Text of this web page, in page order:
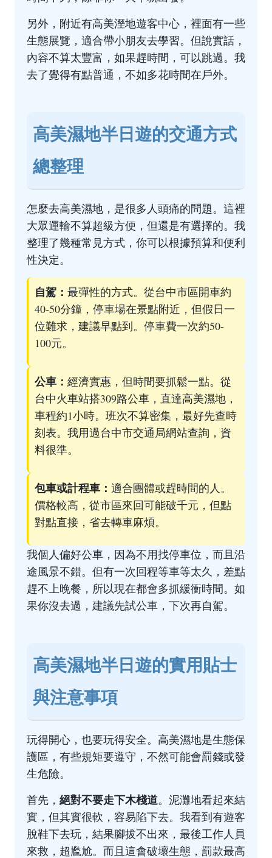
另外，附近有高美溼地遊客中心，裡面有一些
生態展覽，適合帶小朋友去學習。但說實話，
內容不算太豐富，如果趕時間，可以跳過。我
去了覺得有點普通，不如多花時間在戶外。
高美濕地半日遊的交通方式
總整理
怎麼去高美濕地，是很多人頭痛的問題。這裡
大眾運輸不算超級方便，但還是有選擇的。我
整理了幾種常見方式，你可以根據預算和便利
性決定。
自駕： 最彈性的方式。從台中市區開車約
40-50分鐘，停車場在景點附近，但假日一
位難求，建議早點到。停車費一次約50-
100元。
公車： 經濟實惠，但時間要抓鬆一點。從
台中火車站搭309路公車，直達高美濕地，
車程約1小時。班次不算密集，最好先查時
刻表。我用過台中市交通局網站查詢，資
料很準。
包車或計程車： 適合團體或趕時間的人。
價格較高，從市區來回可能破千元，但點
對點直接，省去轉車麻煩。
我個人偏好公車，因為不用找停車位，而且沿
途風景不錯。但有一次回程等車等太久，差點
趕不上晚餐，所以現在都會多抓緩衝時間。如
果你沒去過，建議先試公車，下次再自駕。
高美濕地半日遊的實用貼士
與注意事項
玩得開心，也要玩得安全。高美濕地是生態保
護區，有些規矩要遵守，不然可能會罰錢或發
生危險。
首先， 絕對不要走下木棧道。泥灘地看起來結
實，但其實很軟，容易陷下去。我看到有遊客
脫鞋下去玩，結果腳拔不出來，最後工作人員
來救，超尷尬。而且這會破壞生態，罰款最高